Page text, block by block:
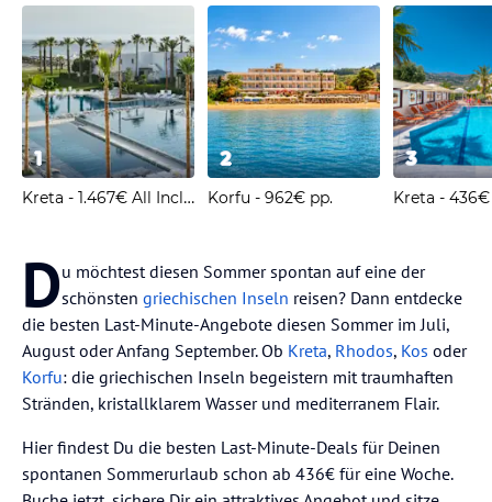
1
Kreta - 1.467€ All Inclusive
2
Korfu - 962€ pp.
3
Kreta -
Du möchtest diesen Sommer spontan auf eine der
schönsten griechischen Inseln reisen? Dann entdecke
die besten Last-Minute-Angebote diesen Sommer im Juli,
August oder Anfang September. Ob Kreta, Rhodos, Kos oder
Korfu: die griechischen Inseln begeistern mit traumhaften
Stränden, kristallklarem Wasser und mediterranem Flair.
Hier findest Du die besten Last-Minute-Deals für Deinen
spontanen Sommerurlaub schon ab 436€ für eine Woche.